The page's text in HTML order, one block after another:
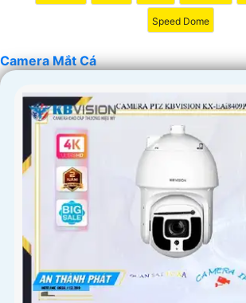
Speed Dome
Camera Mắt Cá